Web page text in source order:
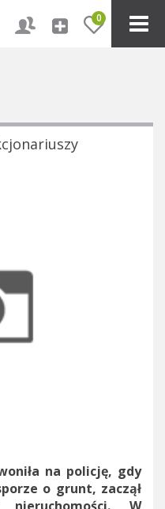
0
na policję, gdy
o grunt, zaczął